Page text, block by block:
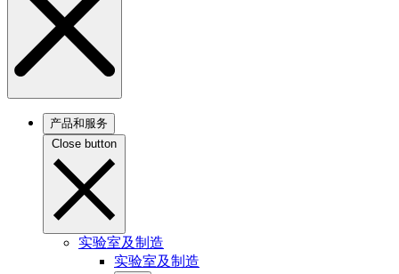
产品和服务
Close button
实验室及制造
实验室及制造